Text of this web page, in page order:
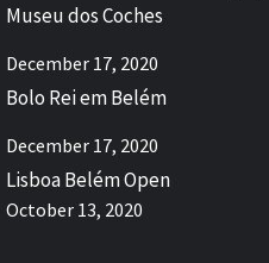
Museu dos Coches
December 17, 2020
Bolo Rei em Belém
December 17, 2020
Lisboa Belém Open
October 13, 2020